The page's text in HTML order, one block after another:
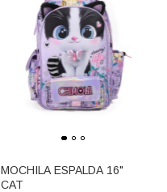
MOCHILA ESPALDA 16"
CAT